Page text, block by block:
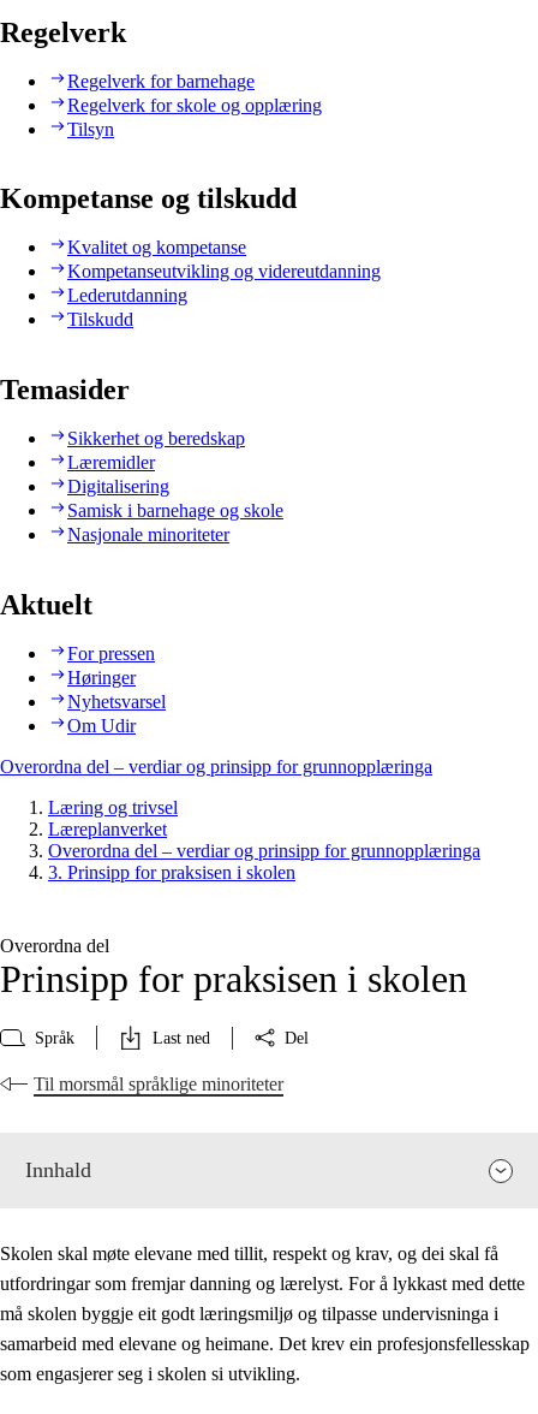
Regelverk
Regelverk for barnehage
Regelverk for skole og opplæring
Tilsyn
Kompetanse og tilskudd
Kvalitet og kompetanse
Kompetanseutvikling og videreutdanning
Lederutdanning
Tilskudd
Temasider
Sikkerhet og beredskap
Læremidler
Digitalisering
Samisk i barnehage og skole
Nasjonale minoriteter
Aktuelt
For pressen
Høringer
Nyhetsvarsel
Om Udir
Overordna del – verdiar og prinsipp for grunnopplæringa
Læring og trivsel
Læreplanverket
Overordna del – verdiar og prinsipp for grunnopplæringa
3. Prinsipp for praksisen i skolen
Overordna del
Prinsipp for praksisen i skolen
Språk Last ned Del
Til morsmål språklige minoriteter
Innhald
Skolen skal møte elevane med tillit, respekt og krav, og dei skal få
utfordringar som fremjar danning og lærelyst. For å lykkast med dette
må skolen byggje eit godt læringsmiljø og tilpasse undervisninga i
samarbeid med elevane og heimane. Det krev ein profesjonsfellesskap
som engasjerer seg i skolen si utvikling.